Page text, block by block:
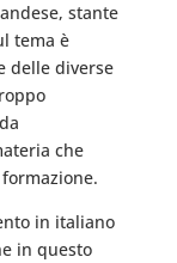
stante
tema è
delle diverse
che
in italiano
in questo